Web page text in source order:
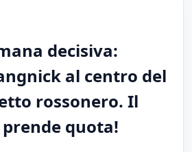
decisiva:
al centro del
rossonero. Il
quota!